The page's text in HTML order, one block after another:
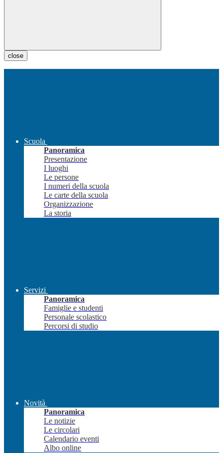
close
Scuola
Panoramica
Presentazione
I luoghi
Le persone
I numeri della scuola
Le carte della scuola
Organizzazione
La storia
Servizi
Panoramica
Famiglie e studenti
Personale scolastico
Percorsi di studio
Novità
Panoramica
Le notizie
Le circolari
Calendario eventi
Albo online